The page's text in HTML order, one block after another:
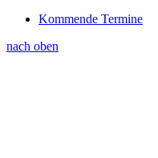
Kommende Termine
nach oben